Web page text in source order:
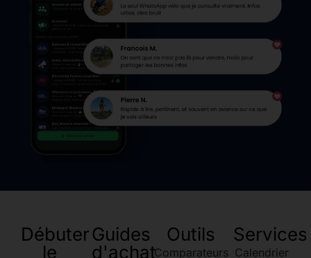
Débuter
le
Guides
d'achat
Outils
Comparateurs
Services
Calendrier